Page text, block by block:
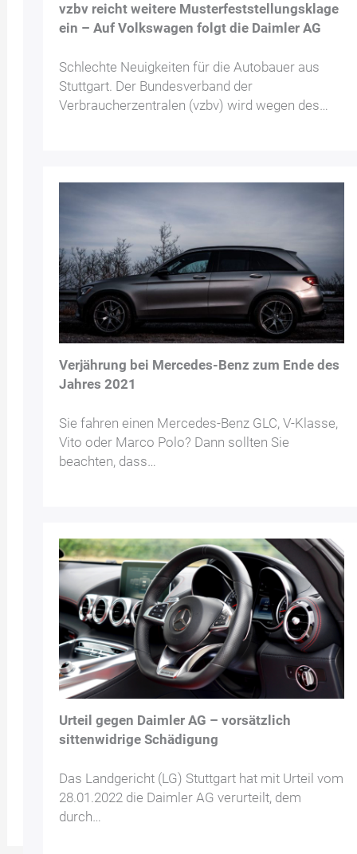
vzbv reicht weitere Musterfeststellungsklage
ein – Auf Volkswagen folgt die Daimler AG
Schlechte Neuigkeiten für die Autobauer aus
Stuttgart. Der Bundesverband der
Verbraucherzentralen (vzbv) wird wegen des…
Verjährung bei Mercedes-Benz zum Ende des
Jahres 2021
Sie fahren einen Mercedes-Benz GLC, V-Klasse,
Vito oder Marco Polo? Dann sollten Sie
beachten, dass…
Urteil gegen Daimler AG – vorsätzlich
sittenwidrige Schädigung
Das Landgericht (LG) Stuttgart hat mit Urteil vom
28.01.2022 die Daimler AG verurteilt, dem
durch…